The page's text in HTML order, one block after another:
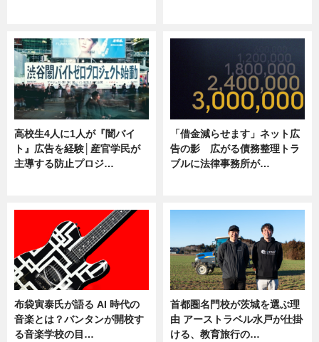
高校生4人に1人が『闇バイ
ト』広告を経験│産官学民が
主導する防止プロジ…
「借金減らせます」ネット広
告の影 広がる債務整理トラ
ブルに法律事務所が…
布袋寅泰氏が語る AI 時代の
音楽とは？バンタンが開校す
る音楽学校の目…
首都圏名門校が茨城を選ぶ理
由 アーストラベル水戸が仕掛
ける、教育旅行の…